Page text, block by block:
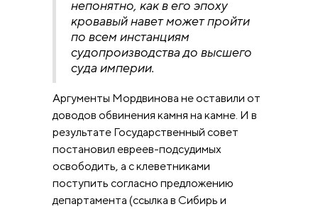
непонятно, как в его эпоху
кровавый навет может пройти
по всем инстанциям
судопроизводства до высшего
суда империи.
Аргументы Мордвинова не оставили от
доводов обвинения камня на камне. И в
результате Государственный совет
постановил евреев-подсудимых
освободить, a с клеветниками
поступить согласно предложению
департамента (ссылка в Сибирь и